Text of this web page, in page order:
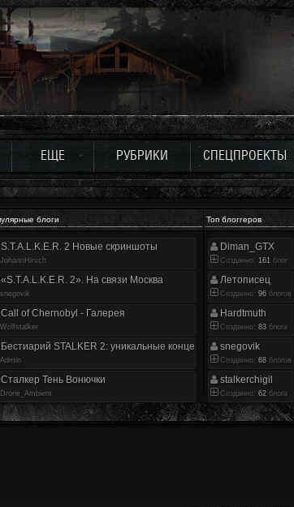
ЕЩЕ РУБРИКИ СПЕЦПРОЕКТЫ
блоги Топ блоггеров
S.T.A.L.K.E.R. 2 Новые скриншоты
JohannHirsch
«S.T.A.L.K.E.R. 2». На связи Москва
snegovik
Call of Chernobyl - Галерея
Wolfstalker
Бестиарий STALKER 2: уникальные концепт-арты
Аdmin
Сталкер Тень Вонючки
Drone_Ambient
Diman_GTX
Созданно: 161 блог
Летописец
Созданно: 96 блогов
Hardtmuth
Созданно: 83 блога
snegovik
Созданно: 68 блогов
stalkerchigil
Созданно: 62 блога